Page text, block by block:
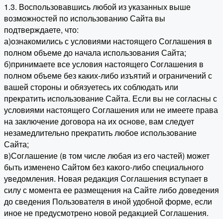
1.3. Воспользовавшись любой из указанных выше
возможностей по использованию Сайта вы
подтверждаете, что:
а)ознакомились с условиями настоящего Соглашения в
полном объеме до начала использования Сайта;
б)принимаете все условия настоящего Соглашения в
полном объеме без каких-либо изъятий и ограничений с
вашей стороны и обязуетесь их соблюдать или
прекратить использование Сайта. Если вы не согласны с
условиями настоящего Соглашения или не имеете права
на заключение договора на их основе, вам следует
незамедлительно прекратить любое использование
Сайта;
в)Соглашение (в том числе любая из его частей) может
быть изменено Сайтом без какого-либо специального
уведомления. Новая редакция Соглашения вступает в
силу с момента ее размещения на Сайте либо доведения
до сведения Пользователя в иной удобной форме, если
иное не предусмотрено новой редакцией Соглашения.